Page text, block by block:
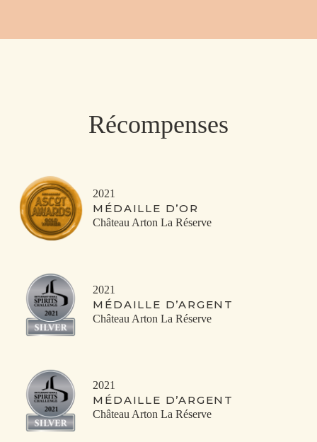
Récompenses
2021
MÉDAILLE D’OR
Château Arton La Réserve
2021
MÉDAILLE D’ARGENT
Château Arton La Réserve
2021
MÉDAILLE D’ARGENT
Château Arton La Réserve